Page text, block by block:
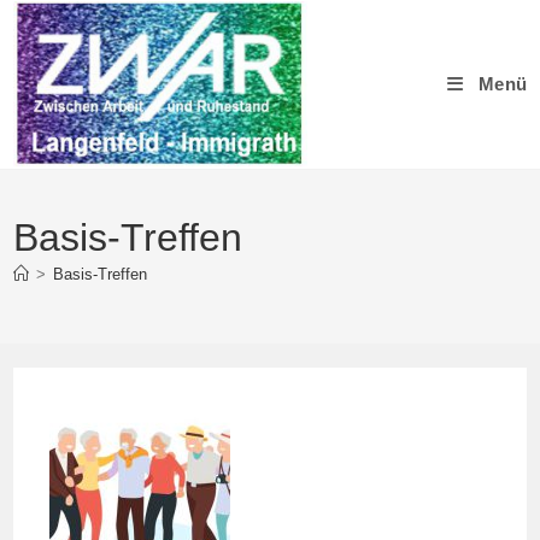
Zum
Inhalt
springen
Menü
Basis-Treffen
> Basis-Treffen